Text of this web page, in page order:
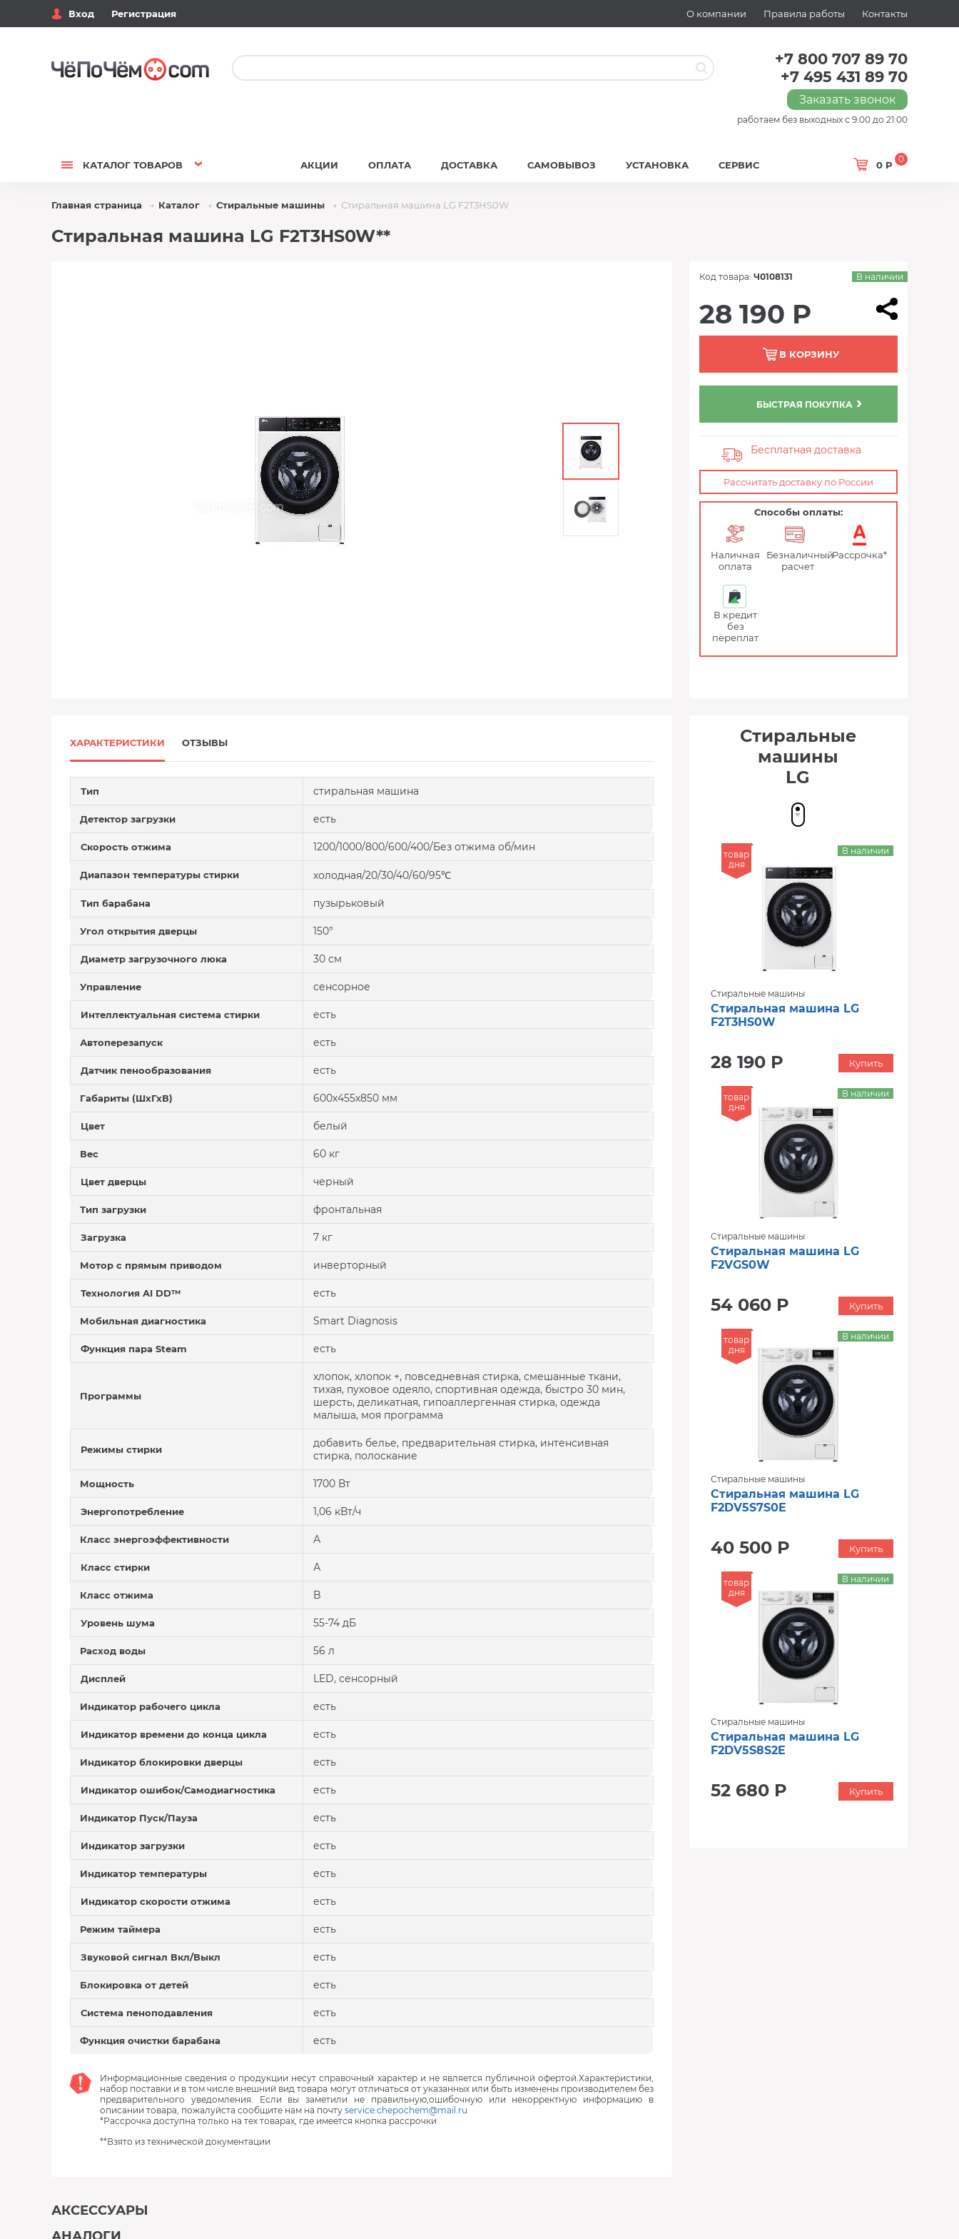
Вход Регистрация О компании Правила работы Контакты
+7 800 707 89 70
+7 495 431 89 70
Заказать звонок
работаем без выходных с 9:00 до 21:00
КАТАЛОГ ТОВАРОВ 0 Р
0
АКЦИИ ОПЛАТА ДОСТАВКА САМОВЫВОЗ УСТАНОВКА СЕРВИС
Главная страница Каталог Стиральные машины Стиральная машина LG F2T3HS0W
Стиральная машина LG F2T3HS0W**
Код товара: Ч0108131 В наличии
28 190 Р
В КОРЗИНУ
БЫСТРАЯ ПОКУПКА
Бесплатная доставка
Рассчитать доставку по России
Способы оплаты:
Наличная
оплата
Безналичный
расчет
Рассрочка*
В кредит
без
переплат
ХАРАКТЕРИСТИКИ ОТЗЫВЫ
Тип стиральная машина
Детектор загрузки есть
Скорость отжима 1200/1000/800/600/400/Без отжима об/мин
Диапазон температуры стирки холодная/20/30/40/60/95℃
Тип барабана пузырьковый
Угол открытия дверцы 150°
Диаметр загрузочного люка 30 см
Управление сенсорное
Интеллектуальная система стирки есть
Автоперезапуск есть
Датчик пенообразования есть
Габариты (ШхГхВ) 600х455х850 мм
Цвет белый
Вес 60 кг
Цвет дверцы черный
Тип загрузки фронтальная
Загрузка 7 кг
Мотор с прямым приводом инверторный
Технология AI DD™ есть
Мобильная диагностика Smart Diagnosis
Функция пара Steam есть
Программы
хлопок, хлопок +, повседневная стирка, смешанные ткани,
тихая, пуховое одеяло, спортивная одежда, быстро 30 мин,
шерсть, деликатная, гипоаллергенная стирка, одежда
малыша, моя программа
Режимы стирки
добавить белье, предварительная стирка, интенсивная
стирка, полоскание
Мощность 1700 Вт
Энергопотребление 1,06 кВт/ч
Класс энергоэффективности А
Класс стирки А
Класс отжима B
Уровень шума 55-74 дБ
Расход воды 56 л
Дисплей LED, сенсорный
Индикатор рабочего цикла есть
Индикатор времени до конца цикла есть
Индикатор блокировки дверцы есть
Индикатор ошибок/Самодиагностика есть
Индикатор Пуск/Пауза есть
Индикатор загрузки есть
Индикатор температуры есть
Индикатор скорости отжима есть
Режим таймера есть
Звуковой сигнал Вкл/Выкл есть
Блокировка от детей есть
Система пеноподавления есть
Функция очистки барабана есть
Информационные сведения о продукции несут справочный характер и не является публичной офертой.Характеристики,
набор поставки и в том числе внешний вид товара могут отличаться от указанных или быть изменены производителем без
предварительного уведомления. Если вы заметили не правильную,ошибочную или некорректную информацию в
описании товара, пожалуйста сообщите нам на почту service.chepochem@mail.ru
*Рассрочка доступна только на тех товарах, где имеется кнопка рассрочки
**Взято из технической документации
Стиральные
машины
LG
товар
дня
Стиральные машины
Стиральная машина LG
F2T3HS0W
28 190 Р
В наличии
Купить
товар
дня
Стиральные машины
Стиральная машина LG
F2VGS0W
54 060 Р
В наличии
Купить
товар
дня
Стиральные машины
Стиральная машина LG
F2DV5S7S0E
40 500 Р
В наличии
Купить
товар
дня
Стиральные машины
Стиральная машина LG
F2DV5S8S2E
52 680 Р
В наличии
Купить
АКСЕССУАРЫ